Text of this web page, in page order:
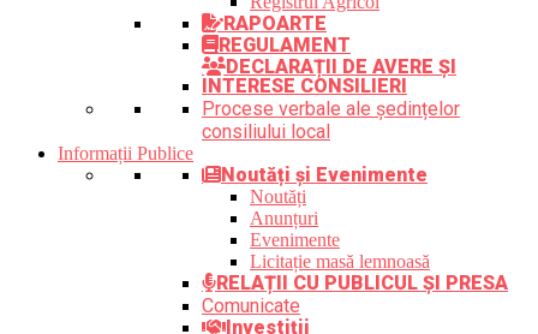
RAPOARTE
REGULAMENT
DECLARAȚII DE AVERE ȘI
INTERESE CONSILIERI
Procese verbale ale ședințelor
consiliului local
Informații Publice
Noutăți și Evenimente
Noutăți
Anunțuri
Evenimente
Licitație masă lemnoasă
RELAȚII CU PUBLICUL ȘI PRESA
Comunicate
Investiții